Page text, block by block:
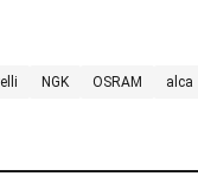
NGK ОSRAM alca